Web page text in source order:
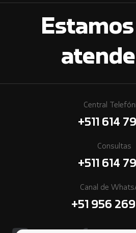
Central
+511 614
Consultas
+511 614
Canal de
+51 956 269